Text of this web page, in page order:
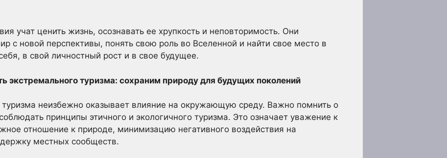
учат ценить жизнь, осознавать ее хрупкость и неповторимость. Они
с новой перспективы, понять свою роль во Вселенной и найти свое место в
в свой личностный рост и в свое будущее.
экстремального туризма: сохраним природу для будущих поколений
туризма неизбежно оказывает влияние на окружающую среду. Важно помнить о
принципы этичного и экологичного туризма. Это означает уважение к
отношение к природе, минимизацию негативного воздействия на
местных сообществ.